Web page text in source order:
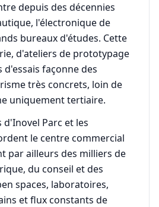
depuis des décennies
l'électronique de
bureaux d'études. Cette
d'ateliers de prototypage
façonne des
très concrets, loin de
uniquement tertiaire.
d'Inovel Parc et les
le centre commercial
par ailleurs des milliers de
du conseil et des
spaces, laboratoires,
et flux constants de